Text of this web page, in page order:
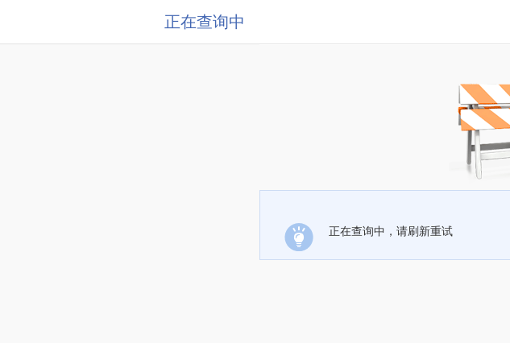
正在查询中
正在查询中，请刷新重试